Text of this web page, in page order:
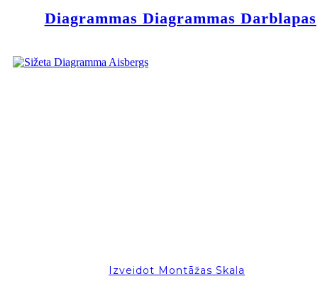
Diagrammas Diagrammas Darblapas
Izveidot Montāžas Skala